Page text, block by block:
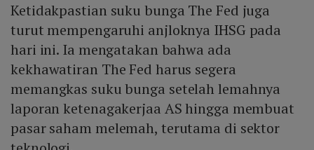
Ketidakpastian suku bunga The Fed juga
turut mempengaruhi anjloknya IHSG pada
hari ini. Ia mengatakan bahwa ada
kekhawatiran The Fed harus segera
memangkas suku bunga setelah lemahnya
laporan ketenagakerjaa AS hingga membuat
pasar saham melemah, terutama di sektor